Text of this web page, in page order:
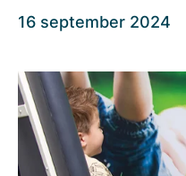
16 september 2024